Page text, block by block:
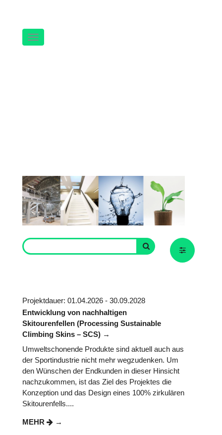
Navigation
Projektdauer: 01.04.2026 - 30.09.2028
Entwicklung von nachhaltigen
Skitourenfellen (Processing Sustainable
Climbing Skins – SCS)
Umweltschonende Produkte sind aktuell auch aus
der Sportindustrie nicht mehr wegzudenken. Um
den Wünschen der Endkunden in dieser Hinsicht
nachzukommen, ist das Ziel des Projektes die
Konzeption und das Design eines 100% zirkulären
Skitourenfells....
MEHR